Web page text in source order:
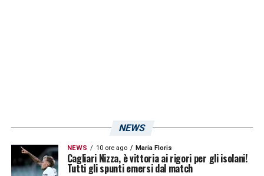
NEWS
NEWS 10 ore ago Maria Floris
Cagliari Nizza, è vittoria ai rigori per gli isolani!
Tutti gli spunti emersi dal match